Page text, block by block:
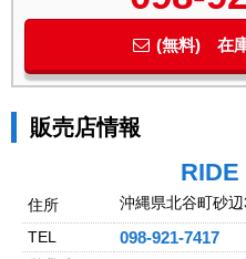
(無料) 在
販売店情報
RIDE
住所 沖縄県北谷町砂
TEL
098-921-7417